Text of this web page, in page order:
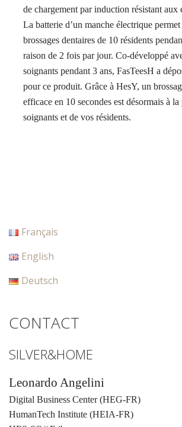
de chargement par induction résistant aux
La batterie d’un manche électrique
brossages dentaires de 10 résidents
raison de 2 fois par jour. Co-développé
soignants pendant 3 ans, FasTeesH a
pour ce produit. Grâce à HesY, un
efficace en 10 secondes est désormais à
soignants et de vos résidents.
Français
English
Deutsch
CONTACT
SILVER&HOME
Leonardo Angelini
Digital Business Center (HEG-FR)
HumanTech Institute (HEIA-FR)